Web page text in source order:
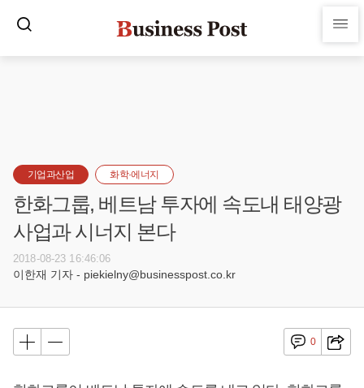
기업과산업 화학·에너지
한화그룹, 베트남 투자에 속도내 태양광
사업과 시너지 본다
2018-08-23 16:46:06
이한재 기자 - piekielny@businesspost.co.kr
0